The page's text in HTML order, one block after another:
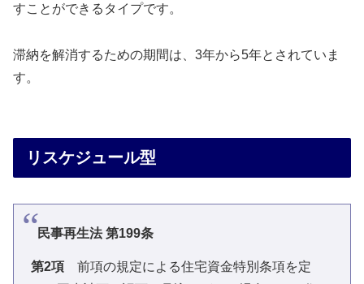
すことができるタイプです。
滞納を解消するための期間は、3年から5年とされていま
す。
リスケジュール型
民事再生法 第199条
第2項 前項の規定による住宅資金特別条項を定